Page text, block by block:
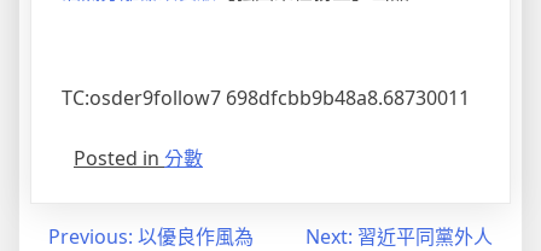
TC:osder9follow7 698dfcbb9b48a8.68730011
Posted in 分數
Previous: 以優良作風為
Next: 習近平同黨外人